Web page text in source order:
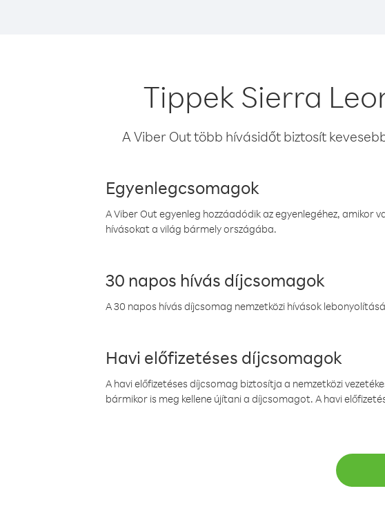
Tippek Sierra
A Viber Out több hívásidőt biztosít
Egyenlegcsomagok
A Viber Out egyenleg hozzáadódik az egyenlegéhez,
hívásokat a világ bármely országába.
30 napos hívás díjcsomagok
A 30 napos hívás díjcsomag nemzetközi hívások
Havi előfizetéses díjcsomagok
A havi előfizetéses díjcsomag biztosítja a nemzetközi
bármikor is meg kellene újítani a díjcsomagot. A havi